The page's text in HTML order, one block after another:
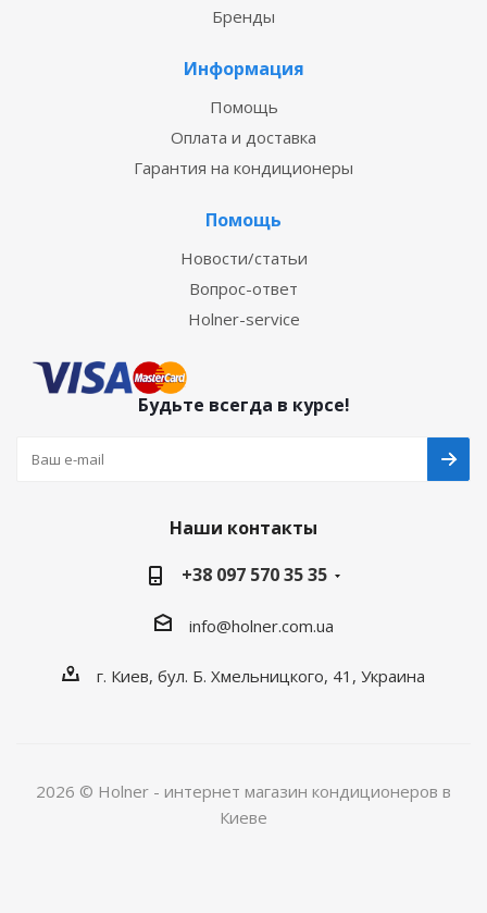
Бренды
Информация
Помощь
Оплата и доставка
Гарантия на кондиционеры
Помощь
Новости/статьи
Вопрос-ответ
Holner-service
Будьте всегда в курсе!
Наши контакты
+38 097 570 35 35
info@holner.com.ua
г. Киев, бул. Б. Хмельницкого, 41, Украина
2026 © Holner - интернет магазин кондиционеров в
Киеве